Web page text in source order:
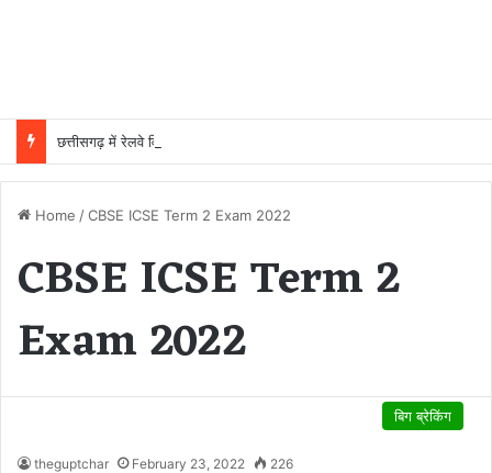
Home /CBSE ICSE Term 2 Exam 2022
CBSE ICSE Term 2
Exam 2022
बिग ब्रेकिंग
theguptchar February 23, 2022 226